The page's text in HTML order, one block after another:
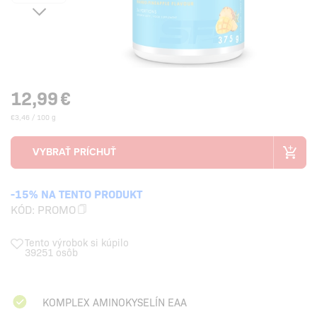
12,99€
€3,46 / 100 g
-15% NA TENTO PRODUKT
KÓD: PROMO
Tento výrobok si kúpilo
39251 osôb
KOMPLEX AMINOKYSELÍN EAA